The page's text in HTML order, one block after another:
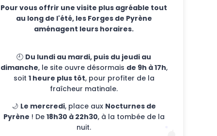
evenements
Eventos
Meta
Connexion
Flux des commentaires
Site de WordPress-FR
Pour vous offrir une visite plus agréable tout
au long de l'été, les Forges de Pyrène
aménagent leurs horaires.
🕘 Du lundi au mardi, puis du jeudi au
dimanche, le site ouvre désormais de 9h à 17h,
soit 1 heure plus tôt, pour profiter de la
fraîcheur matinale.
🌙 Le mercredi, place aux Nocturnes de
Pyrène ! De 18h30 à 22h30, à la tombée de la
nuit.